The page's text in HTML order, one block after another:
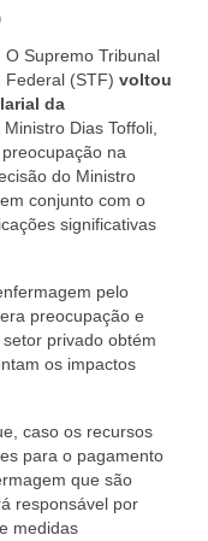
O Supremo Tribunal
Federal (STF) voltou
da
Dias Toffoli,
na
do Ministro
conjunto com o
significativas
pelo
preocupação e
privado obtém
os impactos
caso os recursos
para o pagamento
que são
responsável por
medidas